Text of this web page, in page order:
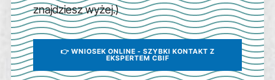
znajdziesz wyżej.)
👉 WNIOSEK ONLINE - SZYBKI KONTAKT Z
EKSPERTEM CBIF